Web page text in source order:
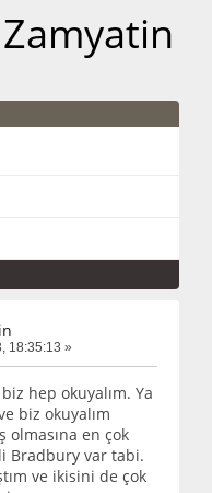
18:35:13 »
hep okuyalım. Ya
biz okuyalım
en çok
Bradbury var tabi.
ve ikisini de çok